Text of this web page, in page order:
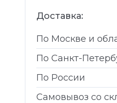
Доставка:
По Москве и
По Санкт-
По России
Самовывоз со